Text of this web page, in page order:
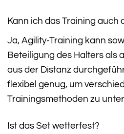
Kann ich das Training
Ja, Agility-Training kann
Beteiligung des Halters als
aus der Distanz
flexibel genug, um
Trainingsmethoden zu
Ist das Set wetterfest?